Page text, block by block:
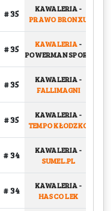
# 35 KAWALERIA-
PRAWO BRONXU
# 35 KAWALERIA-
POWERMAN SPORT
# 35 KAWALERIA-
FALLIMAGNI
# 35 KAWALERIA-
TEMPO KŁODZKO
# 34 KAWALERIA-
SUMEL.PL
# 34 KAWALERIA-
HASCO LEK